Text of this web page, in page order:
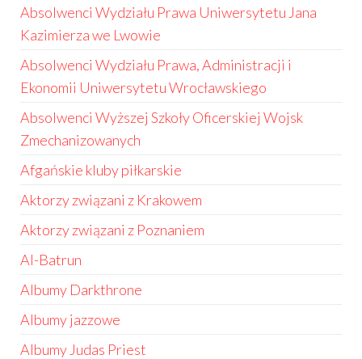
Absolwenci Wydziału Prawa Uniwersytetu Jana
Kazimierza we Lwowie
Absolwenci Wydziału Prawa, Administracji i
Ekonomii Uniwersytetu Wrocławskiego
Absolwenci Wyższej Szkoły Oficerskiej Wojsk
Zmechanizowanych
Afgańskie kluby piłkarskie
Aktorzy związani z Krakowem
Aktorzy związani z Poznaniem
Al-Batrun
Albumy Darkthrone
Albumy jazzowe
Albumy Judas Priest